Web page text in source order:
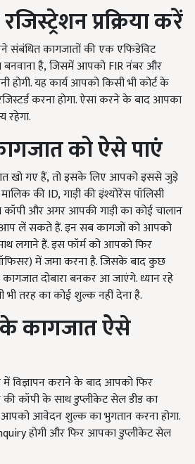
प्रक्रिया करें
संबंधित कागजातों की एक एफिडेविट
है,जिसमें आपकोFIRनंबर और
होगी. यह कार्य आपको किसी भी कोर्ट के
करना होगा. ऐसा करने के बाद आपका
रहेगा.
को ऐसे पाएं
खो गए हैं,तो इसके लिए आपको इससे जुड़े
कीID,गाड़ी की इंश्योरेंस पॉलिसी
और अगर आपकी गाड़ी का कोई चालान
आप लें सकते हैं. इन सब कागजों को आपको
लगाने हैं. इस फॉर्म को आपको फिर
ऑफिसर) में जमा करना है. जिसके बाद कुछ
दोबारा बनकर आ जाएंगे. ध्यान रहे
तरह का कोई शुल्क नहीं देना है.
के कागजात ऐसे
विज्ञापन कराने के बाद आपको फिर
की कॉपी के साथ डुप्लीकेट सेल डीड का
आवेदन शुल्क का भुगतान करना होगा.
होगी और फिर आपका डुप्लीकेट सेल